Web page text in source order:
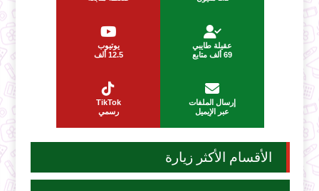
عقيلة طايبي
69 ألف متابع
يوتيوب
12.5 ألف
إرسال الملفات
عبر الإيميل
TikTok
رسمي
الأقسام الأكثر زيارة